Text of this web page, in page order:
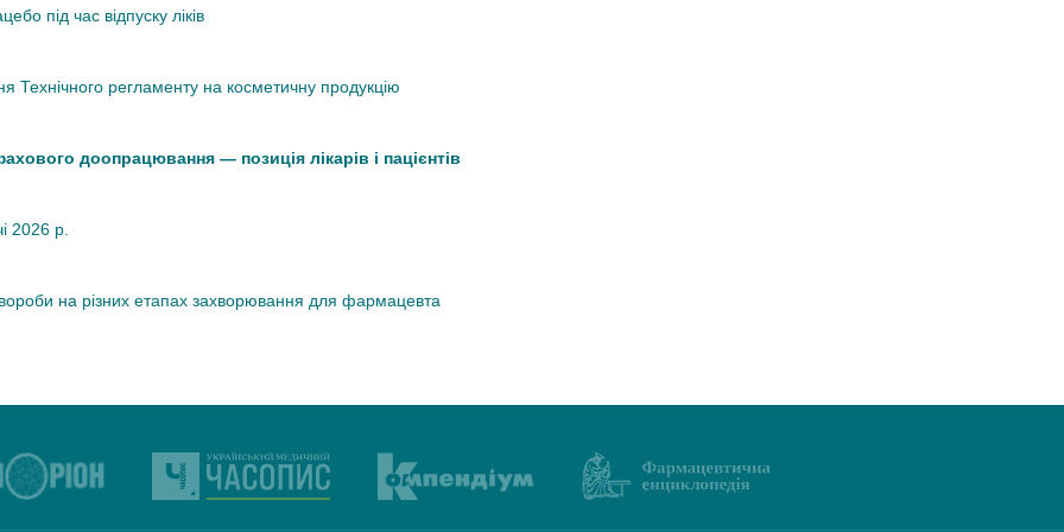
під час відпуску ліків
регламенту на косметичну продукцію
доопрацювання — позиція лікарів і пацієнтів
2026 р.
на різних етапах захворювання для фармацевта